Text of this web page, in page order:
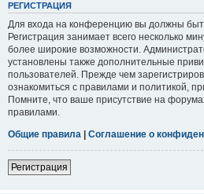
РЕГИСТРАЦИЯ
Для входа на конференцию вы должны
Регистрация занимает всего несколько
более широкие возможности.
установлены также дополнительные
пользователей. Прежде чем
ознакомиться с правилами и политикой,
Помните, что ваше присутствие на
правилами.
Общие правила | Соглашение о
Регистрация